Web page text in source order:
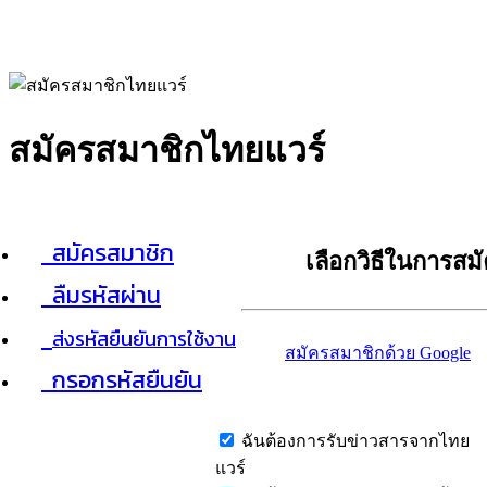
สมัครสมาชิกไทยแวร์
สมัครสมาชิก
ลืมรหัสผ่าน
ส่งรหัสยืนยันการใช้งาน
กรอกรหัสยืนยัน
เลือกวิธีในการส
สมัครสมาชิกด้วย Google
ฉันต้องการรับข่าวสารจากไทย
แวร์